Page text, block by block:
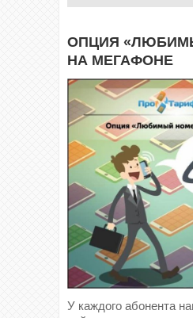
ОПЦИЯ
НА МЕГАФОНЕ
У каждого абонента